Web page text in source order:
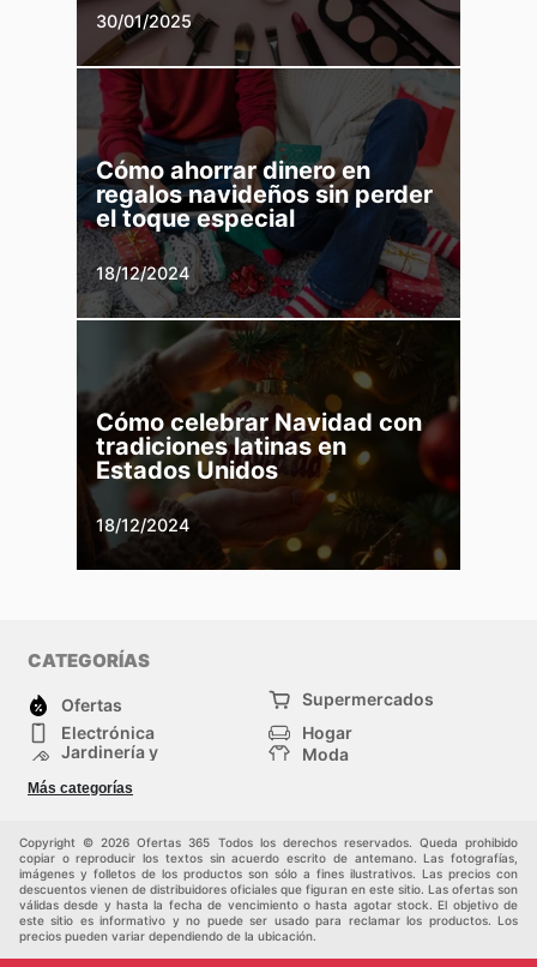
30/01/2025
Cómo ahorrar dinero en
regalos navideños sin perder
el toque especial
18/12/2024
Cómo celebrar Navidad con
tradiciones latinas en
Estados Unidos
18/12/2024
CATEGORÍAS
Ofertas
Supermercados
Electrónica
Hogar
Jardinería y
Moda
Tiendas
departamentales
Otros
Más categorías
Copyright © 2026 Ofertas 365 Todos los derechos reservados. Queda prohibido
copiar o reproducir los textos sin acuerdo escrito de antemano. Las fotografías,
imágenes y folletos de los productos son sólo a fines ilustrativos. Las precios con
descuentos vienen de distribuidores oficiales que figuran en este sitio. Las ofertas son
válidas desde y hasta la fecha de vencimiento o hasta agotar stock. El objetivo de
este sitio es informativo y no puede ser usado para reclamar los productos. Los
precios pueden variar dependiendo de la ubicación.